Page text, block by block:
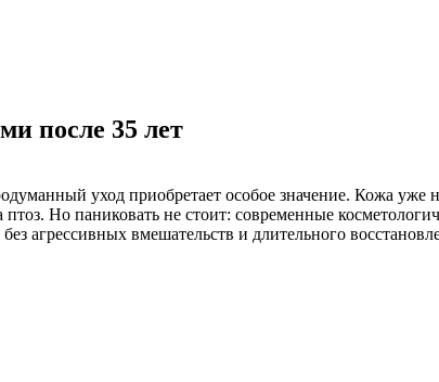
после 35 лет
уход приобретает особое значение. Кожа уже
Но паниковать не стоит: современные
агрессивных вмешательств и длительного